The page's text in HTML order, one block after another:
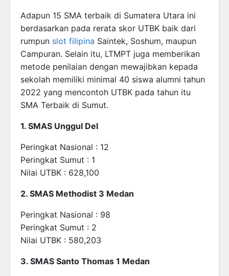
Adapun 15 SMA terbaik di Sumatera Utara ini
berdasarkan pada rerata skor UTBK baik dari
rumpun slot filipina Saintek, Soshum, maupun
Campuran. Selain itu, LTMPT juga memberikan
metode penilaian dengan mewajibkan kepada
sekolah memiliki minimal 40 siswa alumni tahun
2022 yang mencontoh UTBK pada tahun itu
SMA Terbaik di Sumut.
1. SMAS Unggul Del
Peringkat Nasional : 12
Peringkat Sumut : 1
Nilai UTBK : 628,100
2. SMAS Methodist 3 Medan
Peringkat Nasional : 98
Peringkat Sumut : 2
Nilai UTBK : 580,203
3. SMAS Santo Thomas 1 Medan